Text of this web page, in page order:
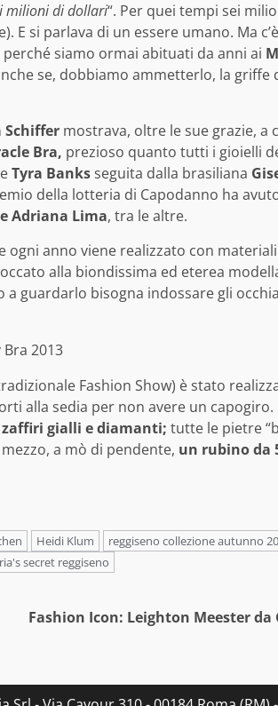
milioni di dollari“. Per quei tempi sei
si parlava di un essere umano. Ma
perché siamo ormai abituati da anni ai
se, dobbiamo ammetterlo, la griffe
Schiffer mostrava, oltre le sue grazie, a
Bra, prezioso quanto tutti i gioielli
Tyra Banksseguita dalla brasiliana
della lotteria di Capodanno ha
Adriana Lima, tra le altre.
anno viene realizzato con
alla biondissima ed eterea
a guardarlo bisogna indossare gli
Fashion Show) è stato
alla sedia per non avere un capogiro.
zaffiri gialli e diamanti; tutte le pietre
a mò di pendente, un rubino da
Heidi Klum reggiseno collezione autunno
secret reggiseno
Fashion Icon: Leighton Meester da